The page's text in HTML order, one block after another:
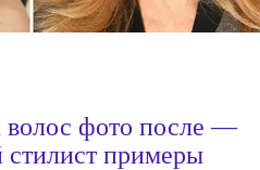
волос фото после —
стилист примеры